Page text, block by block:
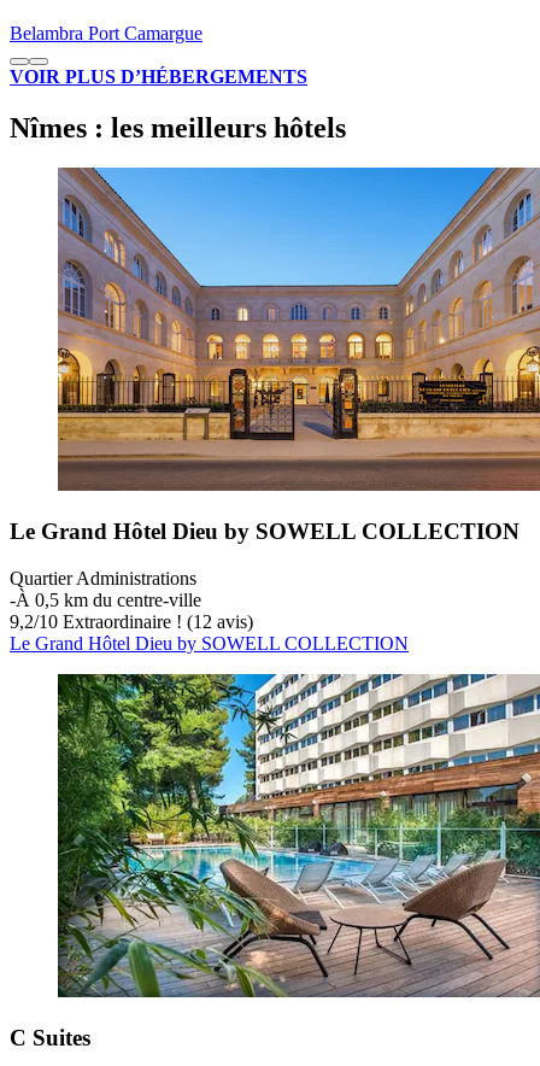
Belambra Port Camargue
VOIR PLUS D’HÉBERGEMENTS
Nîmes : les meilleurs hôtels
Le Grand Hôtel Dieu by SOWELL COLLECTION
Quartier Administrations
‐À 0,5 km du centre-ville
9,2/10 Extraordinaire ! (12 avis)
Le Grand Hôtel Dieu by SOWELL COLLECTION
C Suites